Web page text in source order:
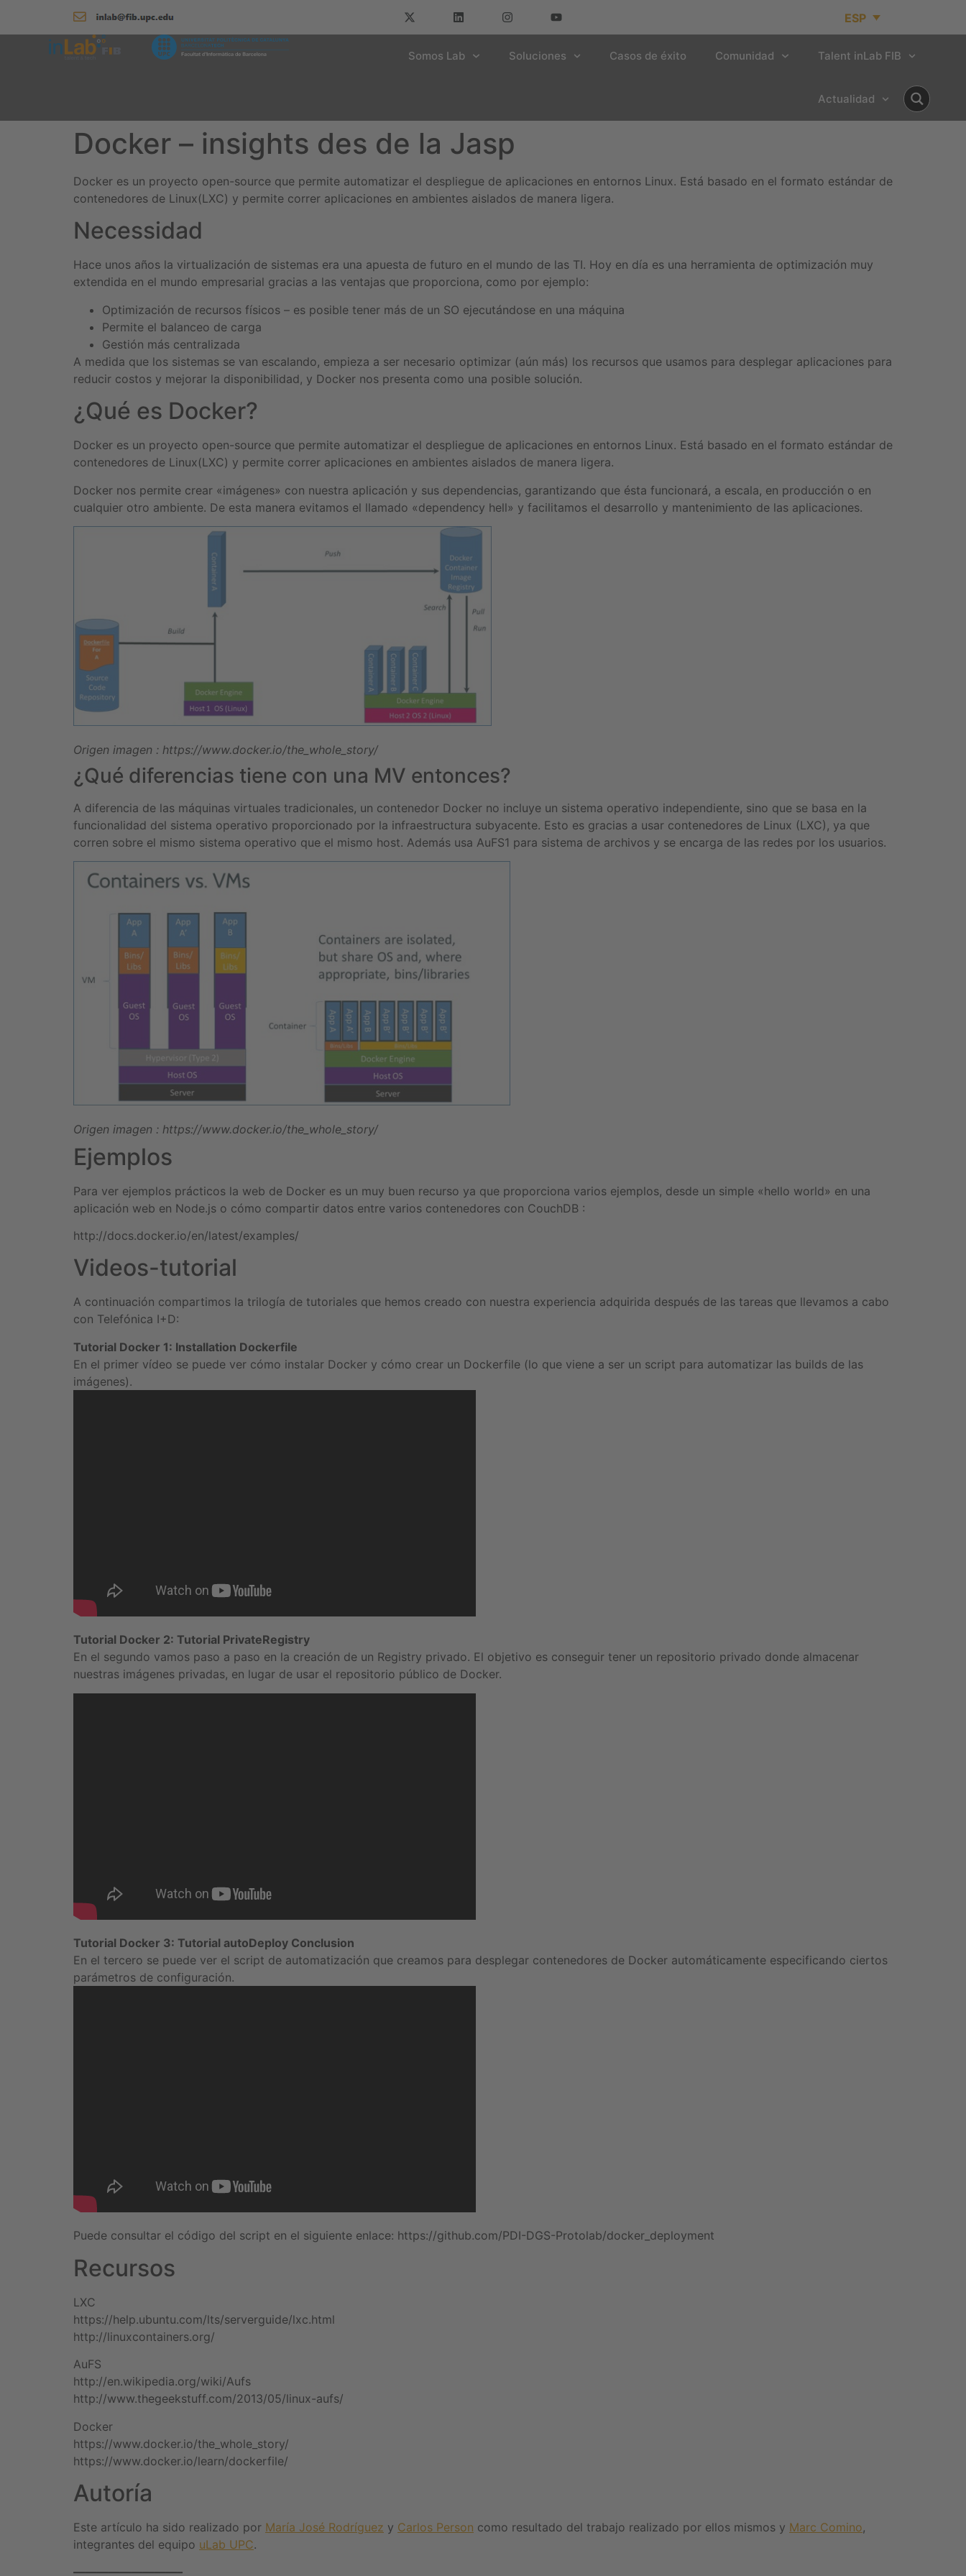
ESP
Somos Lab Soluciones Casos de éxito Comunidad Talent inLab FIB
Actualidad
Docker – insights des de la Jasp
Docker es un proyecto open-source que permite automatizar el despliegue de aplicaciones en entornos Linux. Está basado en el formato estándar de
contenedores de Linux(LXC) y permite correr aplicaciones en ambientes aislados de manera ligera.
Necessidad
Hace unos años la virtualización de sistemas era una apuesta de futuro en el mundo de las TI. Hoy en día es una herramienta de optimización muy
extendida en el mundo empresarial gracias a las ventajas que proporciona, como por ejemplo:
Optimización de recursos físicos – es posible tener más de un SO ejecutándose en una máquina
Permite el balanceo de carga
Gestión más centralizada
A medida que los sistemas se van escalando, empieza a ser necesario optimizar (aún más) los recursos que usamos para desplegar aplicaciones para
reducir costos y mejorar la disponibilidad, y Docker nos presenta como una posible solución.
¿Qué es Docker?
Docker es un proyecto open-source que permite automatizar el despliegue de aplicaciones en entornos Linux. Está basado en el formato estándar de
contenedores de Linux(LXC) y permite correr aplicaciones en ambientes aislados de manera ligera.
Docker nos permite crear «imágenes» con nuestra aplicación y sus dependencias, garantizando que ésta funcionará, a escala, en producción o en
cualquier otro ambiente. De esta manera evitamos el llamado «dependency hell» y facilitamos el desarrollo y mantenimiento de las aplicaciones.
Origen imagen : https://www.docker.io/the_whole_story/
¿Qué diferencias tiene con una MV entonces?
A diferencia de las máquinas virtuales tradicionales, un contenedor Docker no incluye un sistema operativo independiente, sino que se basa en la
funcionalidad del sistema operativo proporcionado por la infraestructura subyacente. Esto es gracias a usar contenedores de Linux (LXC), ya que
corren sobre el mismo sistema operativo que el mismo host. Además usa AuFS1 para sistema de archivos y se encarga de las redes por los usuarios.
Origen imagen : https://www.docker.io/the_whole_story/
Ejemplos
Para ver ejemplos prácticos la web de Docker es un muy buen recurso ya que proporciona varios ejemplos, desde un simple «hello world» en una
aplicación web en Node.js o cómo compartir datos entre varios contenedores con CouchDB :
http://docs.docker.io/en/latest/examples/
Videos-tutorial
A continuación compartimos la trilogía de tutoriales que hemos creado con nuestra experiencia adquirida después de las tareas que llevamos a cabo
con Telefónica I+D:
Tutorial Docker 1: Installation Dockerfile
En el primer vídeo se puede ver cómo instalar Docker y cómo crear un Dockerfile (lo que viene a ser un script para automatizar las builds de las
imágenes).
Tutorial Docker 2: Tutorial PrivateRegistry
En el segundo vamos paso a paso en la creación de un Registry privado. El objetivo es conseguir tener un repositorio privado donde almacenar
nuestras imágenes privadas, en lugar de usar el repositorio público de Docker.
Tutorial Docker 3: Tutorial autoDeploy Conclusion
En el tercero se puede ver el script de automatización que creamos para desplegar contenedores de Docker automáticamente especificando ciertos
parámetros de configuración.
Puede consultar el código del script en el siguiente enlace: https://github.com/PDI-DGS-Protolab/docker_deployment
Recursos
LXC
https://help.ubuntu.com/lts/serverguide/lxc.html
http://linuxcontainers.org/
AuFS
http://en.wikipedia.org/wiki/Aufs
http://www.thegeekstuff.com/2013/05/linux-aufs/
Docker
https://www.docker.io/the_whole_story/
https://www.docker.io/learn/dockerfile/
Autoría
Este artículo ha sido realizado por María José Rodríguez y Carlos Person como resultado del trabajo realizado por ellos mismos y Marc Comino,
integrantes del equipo uLab UPC.
—————————–